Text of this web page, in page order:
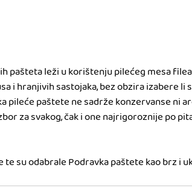
pašteta leži u korištenju pilećeg mesa
i hranjivih sastojaka, bez obzira izabere li
pileće paštete ne sadrže konzervanse ni
za svakog, čak i one najrigoroznije po
te su odabrale Podravka paštete kao brz i